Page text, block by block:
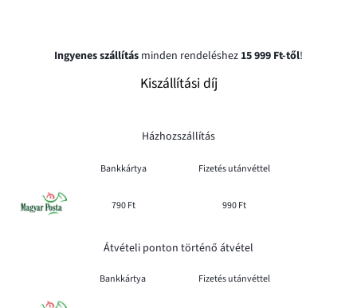
Ingyenes szállítás minden rendeléshez 15 999 Ft-től!
Kiszállítási díj
Házhozszállítás
Bankkártya Fizetés utánvéttel
790 Ft 990 Ft
Átvételi ponton történő átvétel
Bankkártya Fizetés utánvéttel